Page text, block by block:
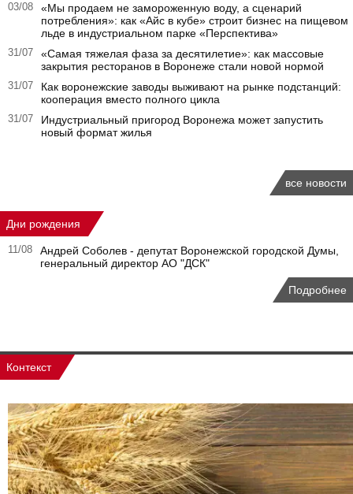
03/08
«Мы продаем не замороженную воду, а сценарий
потребления»: как «Айс в кубе» строит бизнес на пищевом
льде в индустриальном парке «Перспектива»
31/07
«Самая тяжелая фаза за десятилетие»: как массовые
закрытия ресторанов в Воронеже стали новой нормой
31/07
Как воронежские заводы выживают на рынке подстанций:
кооперация вместо полного цикла
31/07
Индустриальный пригород Воронежа может запустить
новый формат жилья
все новости
Дни рождения
11/08
Андрей Соболев - депутат Воронежской городской Думы,
генеральный директор АО "ДСК"
Подробнее
Контекст